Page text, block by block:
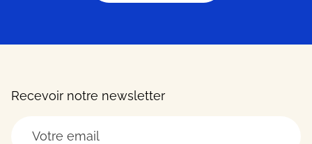
Recevoir notre newsletter